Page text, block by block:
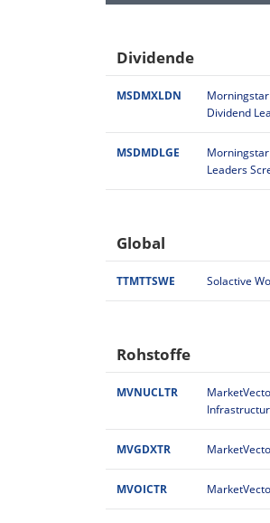
Dividende
MSDMXLDN
Dividend
MSDMDLGE
Leaders
Global
TTMTTSWE Solactive
Rohstoffe
MVNUCLTR
MVGDXTR
MVOICTR